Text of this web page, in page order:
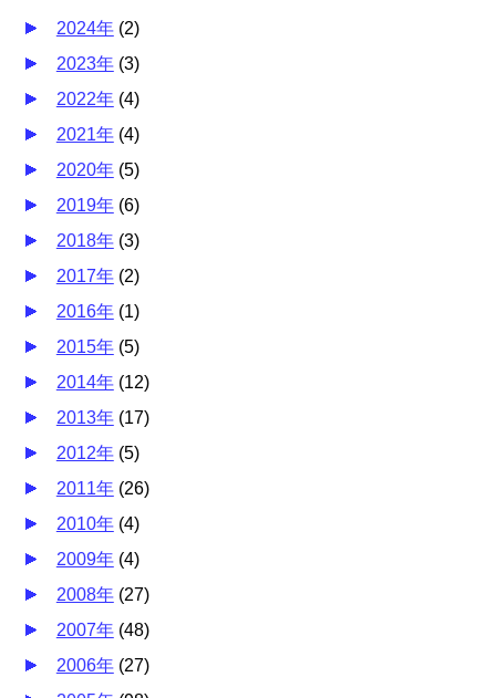
2024年 (2)
2023年 (3)
2022年 (4)
2021年 (4)
2020年 (5)
2019年 (6)
2018年 (3)
2017年 (2)
2016年 (1)
2015年 (5)
2014年 (12)
2013年 (17)
2012年 (5)
2011年 (26)
2010年 (4)
2009年 (4)
2008年 (27)
2007年 (48)
2006年 (27)